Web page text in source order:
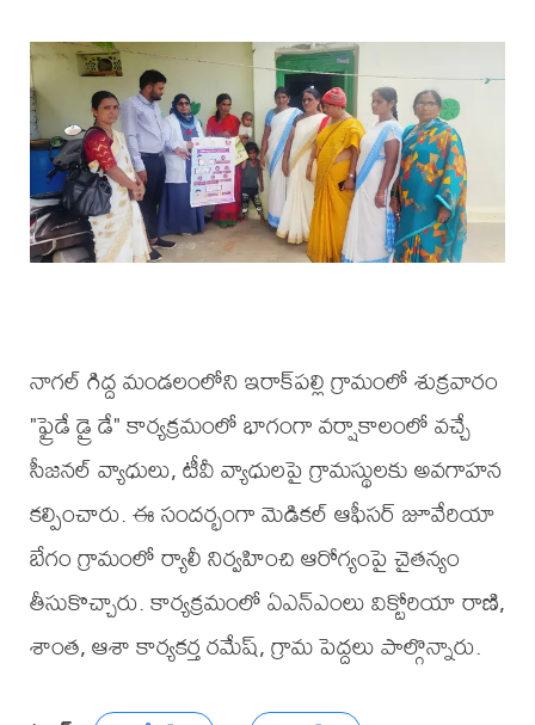
నాగల్ గిద్ద మండలంలోని ఇరాక్‌పల్లి గ్రామంలో శుక్రవారం
"ఫ్రైడే డ్రై డే" కార్యక్రమంలో భాగంగా వర్షాకాలంలో వచ్చే
సీజనల్ వ్యాధులు, టీవీ వ్యాధులపై గ్రామస్థులకు అవగాహన
కల్పించారు. ఈ సందర్భంగా మెడికల్ ఆఫీసర్ జూవేరియా
బేగం గ్రామంలో ర్యాలీ నిర్వహించి ఆరోగ్యంపై చైతన్యం
తీసుకొచ్చారు. కార్యక్రమంలో ఏఎన్ఎంలు విక్టోరియా రాణి,
శాంత, ఆశా కార్యకర్త రమేష్, గ్రామ పెద్దలు పాల్గొన్నారు.